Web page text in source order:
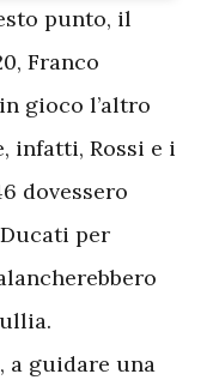
punto, il
Franco
gioco l’altro
infatti, Rossi e i
dovessero
per
a guidare una